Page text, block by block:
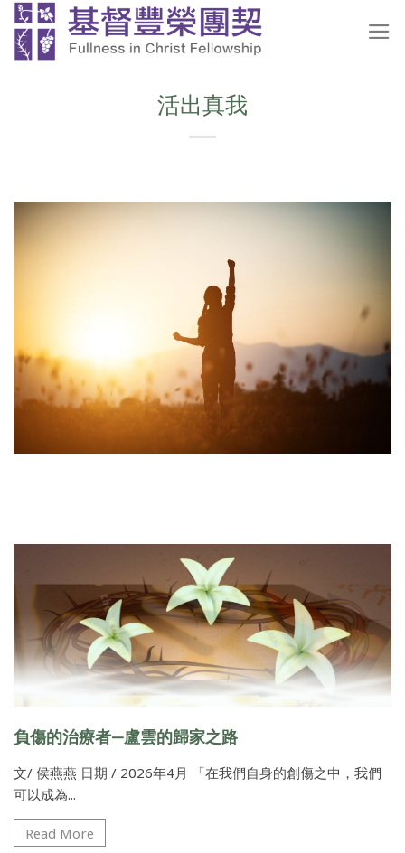
Skip
to
content
活出真我
負傷的治療者—盧雲的歸家之路
文/ 侯燕燕 日期 / 2026年4月 「在我們自身的創傷之中，我們
可以成為...
Read More